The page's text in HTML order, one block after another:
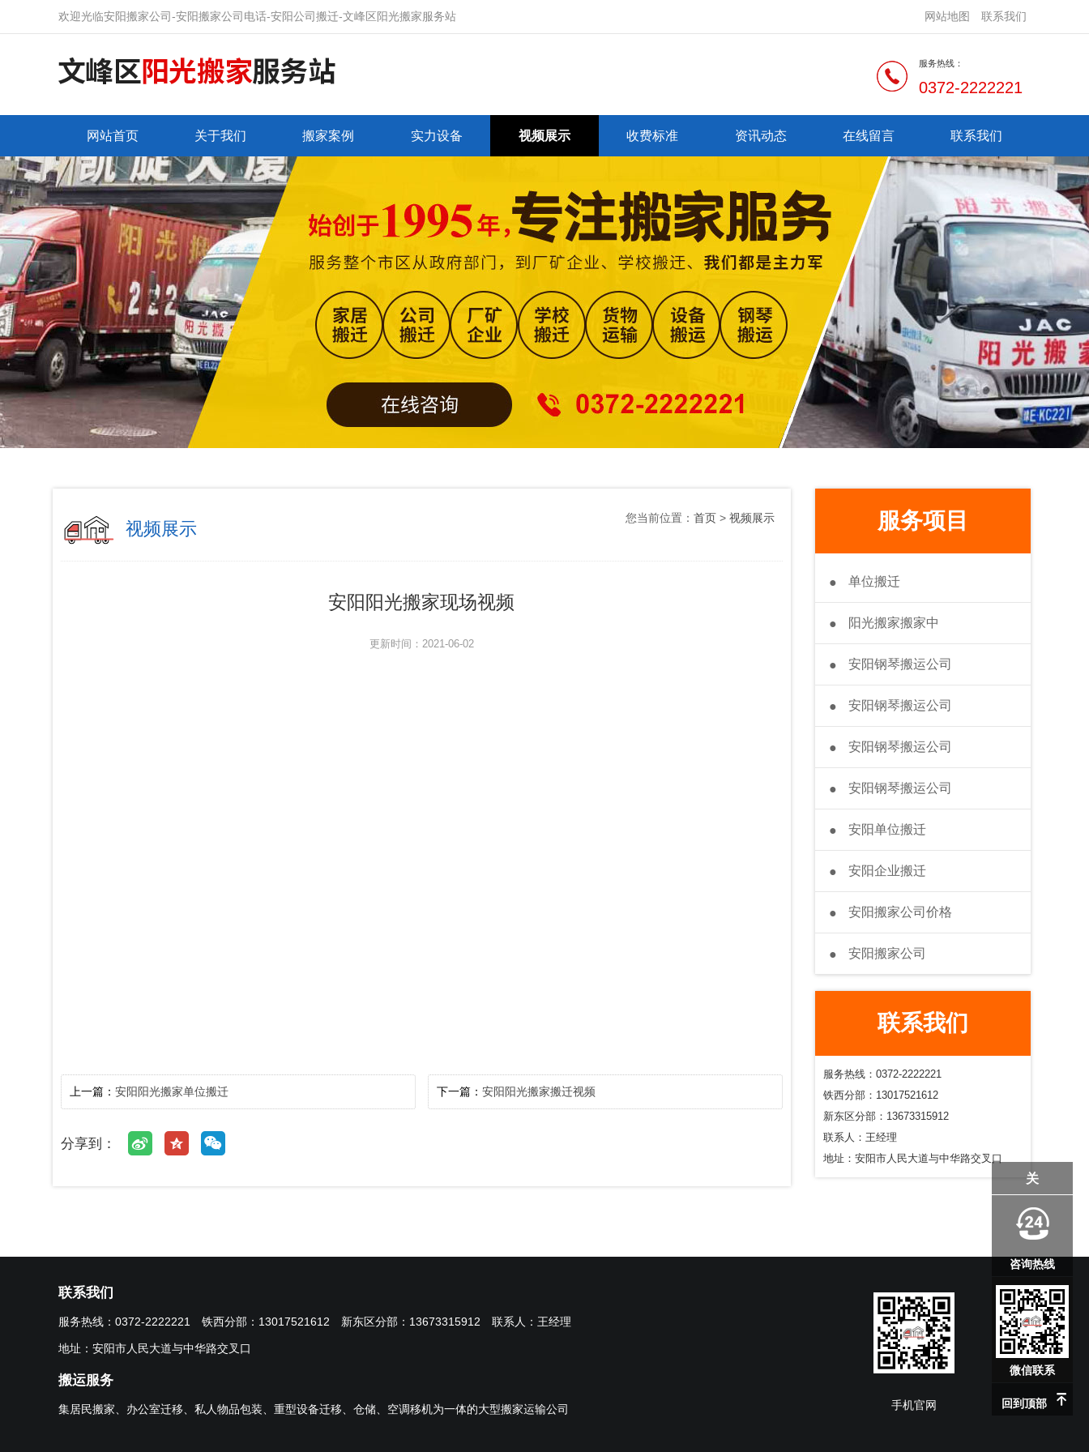
欢迎光临安阳搬家公司-安阳搬家公司电话-安阳公司搬迁-文峰区阳光搬家服务站 网站地图 联系我们
服务热线：
0372-2222221
网站首页 关于我们 搬家案例 实力设备 视频展示 收费标准 资讯动态 在线留言 联系我们
视频展示
您当前位置： 首页> 视频展示
安阳阳光搬家现场视频
更新时间：2021-06-02
上一篇： 安阳阳光搬家单位搬迁 下一篇： 安阳阳光搬家搬迁视频
分享到：
服务项目
● 单位搬迁
● 阳光搬家搬家中
● 安阳钢琴搬运公司
● 安阳钢琴搬运公司
● 安阳钢琴搬运公司
● 安阳钢琴搬运公司
● 安阳单位搬迁
● 安阳企业搬迁
● 安阳搬家公司价格
● 安阳搬家公司
联系我们
服务热线：0372-2222221
铁西分部：13017521612
新东区分部：13673315912
联系人：王经理
地址：安阳市人民大道与中华路交叉口
联系我们
服务热线： 0372-2222221 铁西分部： 13017521612 新东区分部： 13673315912 联系人：王经理
地址：安阳市人民大道与中华路交叉口
搬运服务
集居民搬家、办公室迁移、私人物品包装、重型设备迁移、仓储、空调移机为一体的大型搬家运输公司 手机官网
关
咨询热线
微信联系
回到顶部